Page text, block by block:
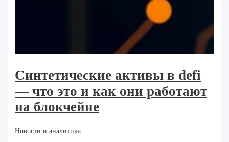
Синтетические активы в defi
— что это и как они работают
на блокчейне
Новости и аналитика